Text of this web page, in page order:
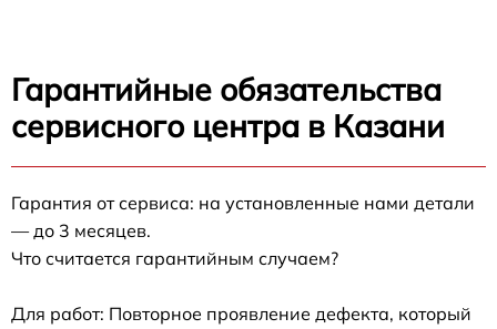
Гарантийные обязательства
сервисного центра в Казани
Гарантия от сервиса: на установленные нами детали
— до 3 месяцев.
Что считается гарантийным случаем?
Для работ: Повторное проявление дефекта, который